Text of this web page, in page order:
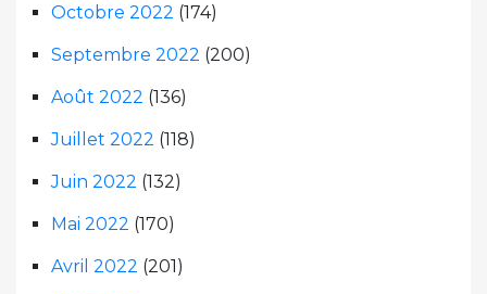
Octobre 2022 (174)
Septembre 2022 (200)
Août 2022 (136)
Juillet 2022 (118)
Juin 2022 (132)
Mai 2022 (170)
Avril 2022 (201)